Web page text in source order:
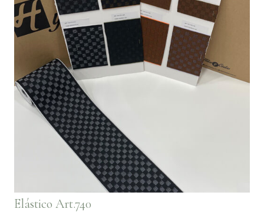
Elástico Art.740